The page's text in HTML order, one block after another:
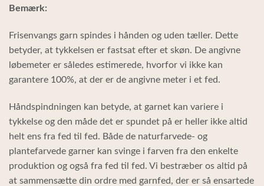
Bemærk:
Frisenvangs garn spindes i hånden og uden tæller. Dette
betyder, at tykkelsen er fastsat efter et skøn. De angivne
løbemeter er således estimerede, hvorfor vi ikke kan
garantere 100%, at der er de angivne meter i et fed.
Håndspindningen kan betyde, at garnet kan variere i
tykkelse og den måde det er spundet på er heller ikke altid
helt ens fra fed til fed. Både de naturfarvede- og
plantefarvede garner kan svinge i farven fra den enkelte
produktion og også fra fed til fed. Vi bestræber os altid på
at sammensætte din ordre med garnfed, der er så ensartede